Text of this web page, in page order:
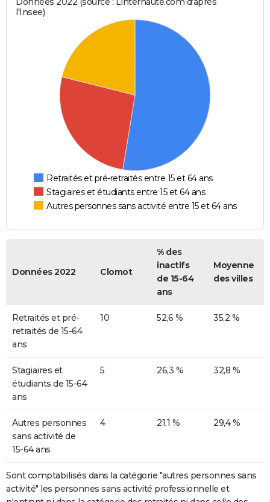
l'Insee)
Retraités et pré-retraités entre 15 et 64 ans
Stagiaires et étudiants entre 15 et 64 ans
Autres personnes sans activité entre 15 et 64 ans
Données 2022 Clomot
% des
inactifs
de 15-64
ans
Moyenne
des villes
Retraités et pré-
retraités de 15-64
ans
10 52,6 % 35,2 %
Stagiaires et
étudiants de 15-64
ans
5 26,3 % 32,8 %
Autres personnes
sans activité de
15-64 ans
4 21,1 % 29,4 %
Sont comptabilisés dans la catégorie "autres personnes sans
activité" les personnes sans activité professionnelle et